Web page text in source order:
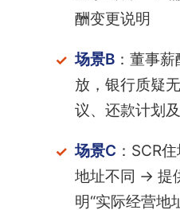
酬变更说明
场景B：董事薪
放，银行质疑
议、还款计划
场景C ：SCR
地址不同 → 提
明“实际经营地